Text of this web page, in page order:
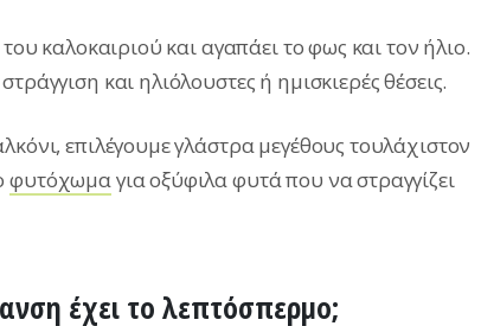
καλοκαιριού και αγαπάει το φως και τον ήλιο.
και ηλιόλουστες ή ημισκιερές θέσεις.
επιλέγουμε γλάστρα μεγέθους τουλάχιστον
φυτόχωμα για οξύφιλα φυτά που να στραγγίζει
έχει το λεπτόσπερμο;